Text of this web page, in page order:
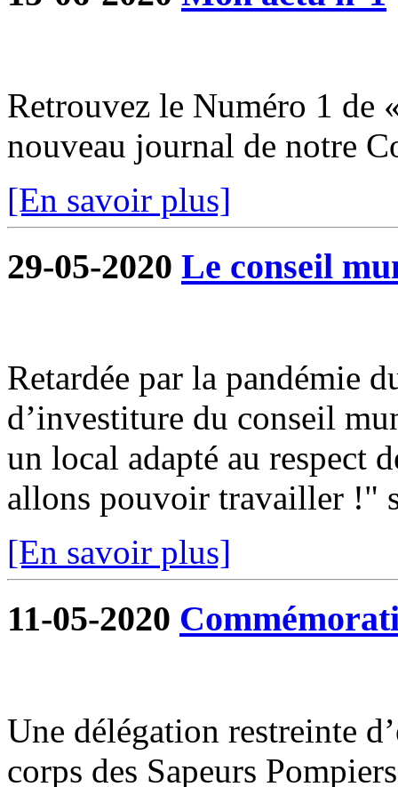
Retrouvez le Numéro 1 de
nouveau journal de notre
[En savoir plus]
29-05-2020 Le conseil
Retardée par la pandémie
d’investiture du conseil
un local adapté au respect
allons pouvoir travailler !"
[En savoir plus]
11-05-2020
Une délégation restreinte
corps des Sapeurs